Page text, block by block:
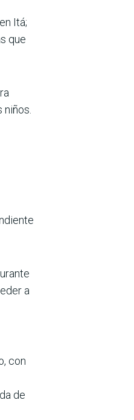
Itá;
que
a
con
de